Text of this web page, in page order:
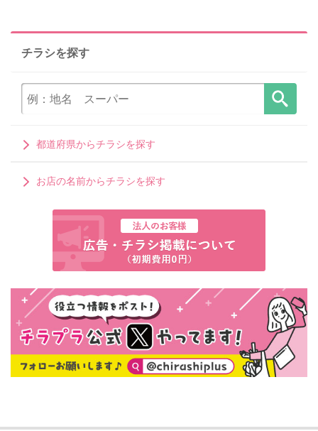
チラシを探す
都道府県からチラシを探す
お店の名前からチラシを探す